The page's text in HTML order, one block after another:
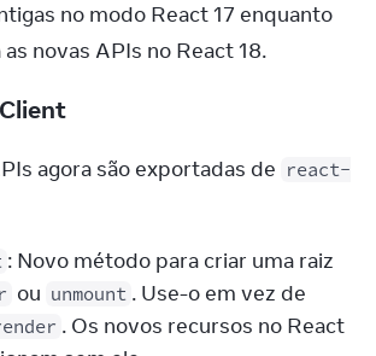
no modo React 17 enquanto
novas APIs no React 18.
agora são exportadas de react-
: Novo método para criar uma raiz
ou unmount . Use-o em vez de
. Os novos recursos no React